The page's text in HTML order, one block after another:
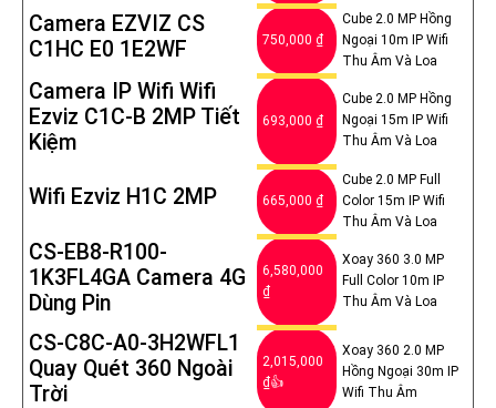
Camera EZVIZ CS
C1HC E0 1E2WF
750,000 ₫
Cube 2.0 MP Hồng
Ngoại 10m IP Wifi
Thu Âm Và Loa
Camera IP Wifi Wifi
Ezviz C1C-B 2MP Tiết
Kiệm
693,000 ₫
Cube 2.0 MP Hồng
Ngoại 15m IP Wifi
Thu Âm Và Loa
Wifi Ezviz H1C 2MP 665,000 ₫
Cube 2.0 MP Full
Color 15m IP Wifi
Thu Âm Và Loa
CS-EB8-R100-
1K3FL4GA Camera 4G
Dùng Pin
6,580,000
₫
Xoay 360 3.0 MP
Full Color 10m IP
Thu Âm Và Loa
CS-C8C-A0-3H2WFL1
Quay Quét 360 Ngoài
Trời
2,015,000
₫👍
Xoay 360 2.0 MP
Hồng Ngoại 30m IP
Wifi Thu Âm